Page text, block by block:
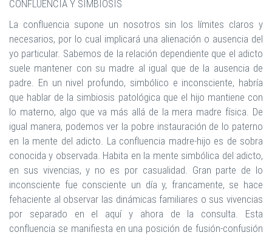
CONFLUENCIA Y SIMBIOSIS
La confluencia supone un nosotros sin los límites claros y
necesarios, por lo cual implicará una alienación o ausencia del
yo particular. Sabemos de la relación dependiente que el adicto
suele mantener con su madre al igual que de la ausencia de
padre. En un nivel profundo, simbólico e inconsciente, habría
que hablar de la simbiosis patológica que el hijo mantiene con
lo materno, algo que va más allá de la mera madre física. De
igual manera, podemos ver la pobre instauración de lo paterno
en la mente del adicto. La confluencia madre-hijo es de sobra
conocida y observada. Habita en la mente simbólica del adicto,
en sus vivencias, y no es por casualidad. Gran parte de lo
inconsciente fue consciente un día y, francamente, se hace
fehaciente al observar las dinámicas familiares o sus vivencias
por separado en el aquí y ahora de la consulta. Esta
confluencia se manifiesta en una posición de fusión-confusión